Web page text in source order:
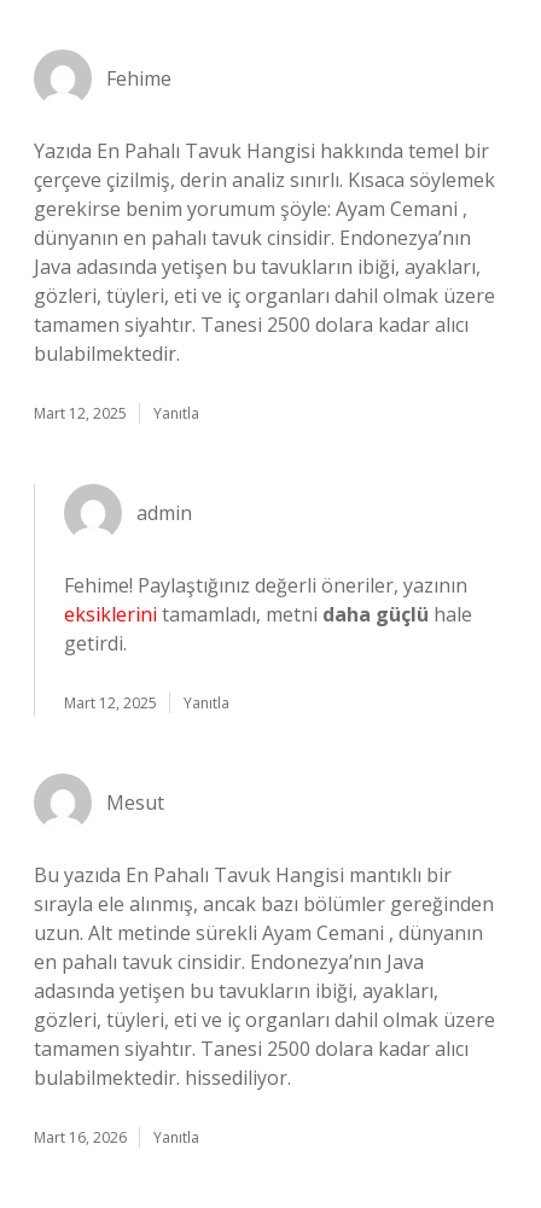
Fehime
Yazıda En Pahalı Tavuk Hangisi hakkında temel bir
çerçeve çizilmiş, derin analiz sınırlı. Kısaca söylemek
gerekirse benim yorumum şöyle: Ayam Cemani ,
dünyanın en pahalı tavuk cinsidir. Endonezya’nın
Java adasında yetişen bu tavukların ibiği, ayakları,
gözleri, tüyleri, eti ve iç organları dahil olmak üzere
tamamen siyahtır. Tanesi 2500 dolara kadar alıcı
bulabilmektedir.
Mart 12, 2025 Yanıtla
admin
Fehime! Paylaştığınız değerli öneriler, yazının
eksiklerini tamamladı, metni daha güçlü hale
getirdi.
Mart 12, 2025 Yanıtla
Mesut
Bu yazıda En Pahalı Tavuk Hangisi mantıklı bir
sırayla ele alınmış, ancak bazı bölümler gereğinden
uzun. Alt metinde sürekli Ayam Cemani , dünyanın
en pahalı tavuk cinsidir. Endonezya’nın Java
adasında yetişen bu tavukların ibiği, ayakları,
gözleri, tüyleri, eti ve iç organları dahil olmak üzere
tamamen siyahtır. Tanesi 2500 dolara kadar alıcı
bulabilmektedir. hissediliyor.
Mart 16, 2026 Yanıtla